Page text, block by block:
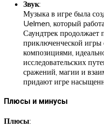
Звук:
Музыка в игре была
Uelmen, который
Саундтрек продолжает
приключенческой
композициями,
исследовательских
сражений, магии и
придают игре
Плюсы и минусы
Плюсы: